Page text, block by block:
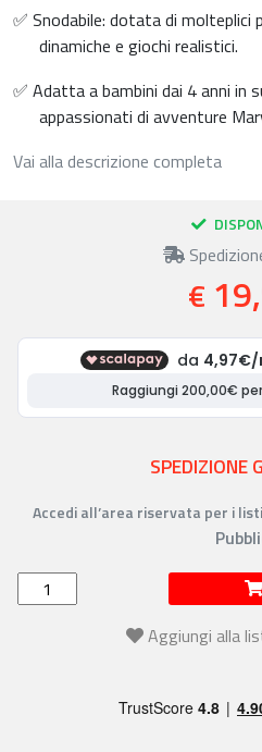
✅ Snodabile: dotata di
dinamiche e giochi realistici.
✅ Adatta a bambini dai 4 anni in
appassionati di avventure
Vai alla descrizione completa
€
SPEDIZIONE
Accedi all’area riservata per i
Aggiungi alla